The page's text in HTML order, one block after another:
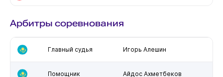
Арбитры соревнования
Главный судья Игорь Алешин
Помощник Айдос Ахметбеков